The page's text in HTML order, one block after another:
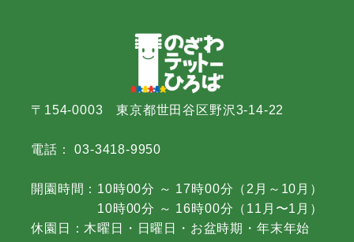
〒154-0003 東京都世田谷区野沢3-14-22
電話： 03-3418-9950
開園時間：10時00分 ～ 17時00分（2月～10月）
10時00分 ～ 16時00分（11月〜1月）
休園日：木曜日・日曜日・お盆時期・年末年始